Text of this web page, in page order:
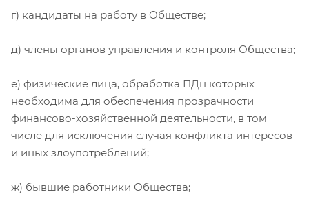
г) кандидаты на работу в Обществе;
д) члены органов управления и контроля Общества;
е) физические лица, обработка ПДн которых
необходима для обеспечения прозрачности
финансово-хозяйственной деятельности, в том
числе для исключения случая конфликта интересов
и иных злоупотреблений;
ж) бывшие работники Общества;